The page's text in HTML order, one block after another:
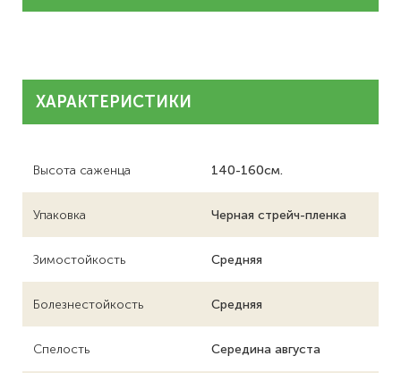
ХАРАКТЕРИСТИКИ
Высота саженца 140-160см.
Упаковка Черная стрейч-пленка
Зимостойкость Средняя
Болезнестойкость Средняя
Спелость Середина августа